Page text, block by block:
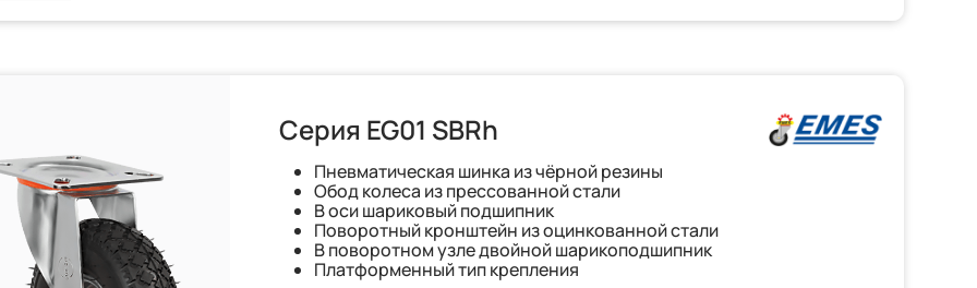
Серия EG01 SBRh
Пневматическая шинка из чёрной резины
Обод колеса из прессованной стали
В оси шариковый подшипник
Поворотный кронштейн из оцинкованной стали
В поворотном узле двойной шарикоподшипник
Платформенный тип крепления